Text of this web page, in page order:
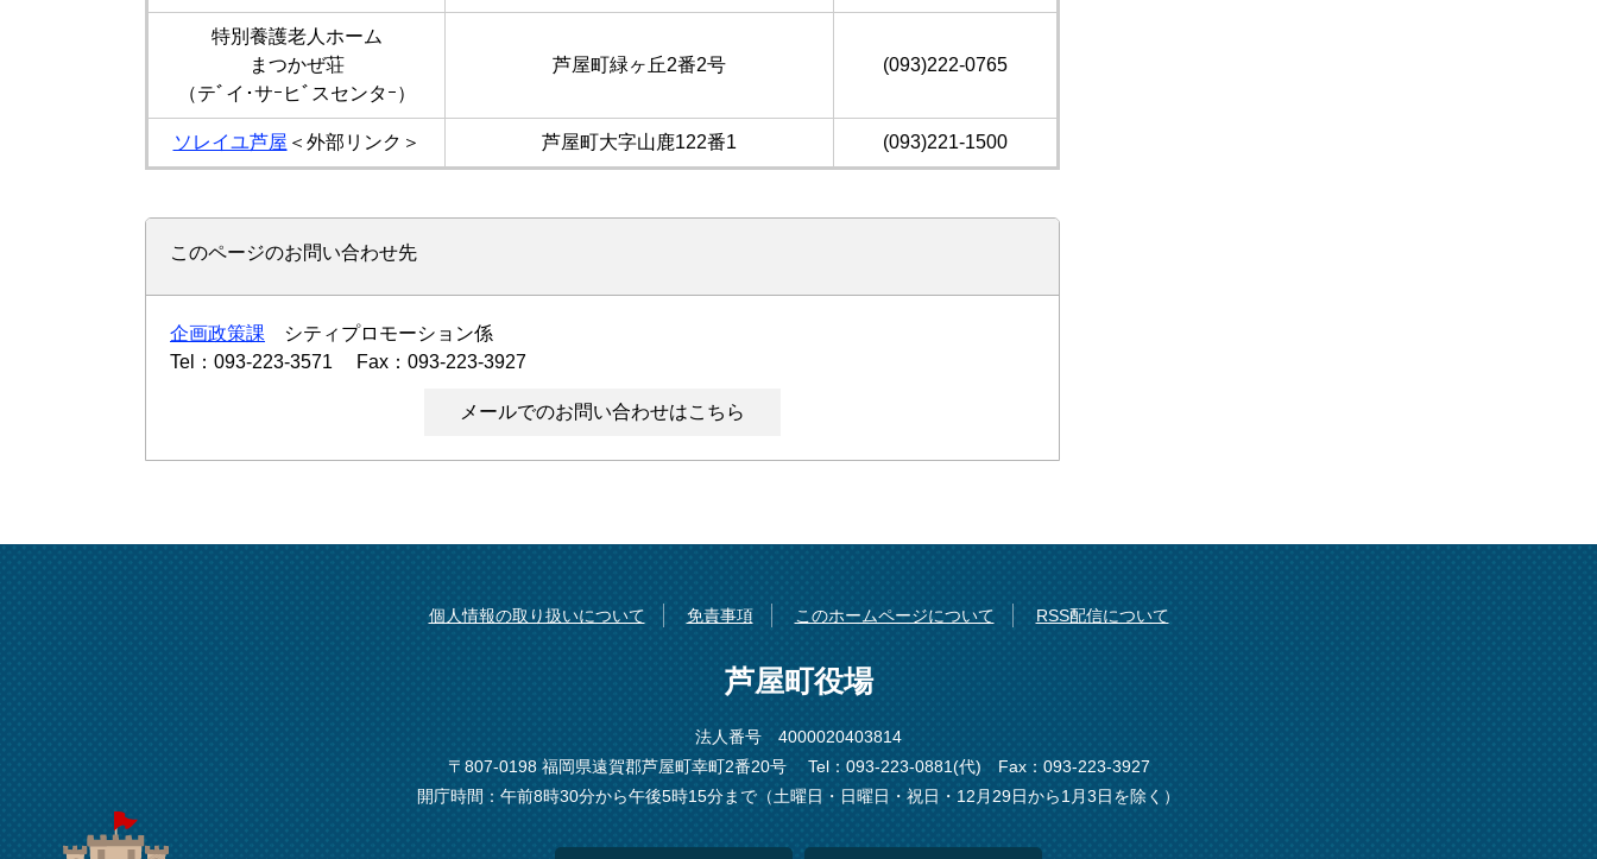
特別養護老人ホーム
まつかぜ荘
（テﾞイ･サｰヒﾞスセンタｰ）
芦屋町緑ヶ丘2番2号 (093)222-0765
ソレイユ芦屋 ＜外部リンク＞ 芦屋町大字山鹿122番1 (093)221-1500
このページのお問い合わせ先
企画政策課
シティプロモーション係
Tel：093-223-3571
Fax：093-223-3927
メールでのお問い合わせはこちら
個人情報の取り扱いについて 免責事項 このホームページについて RSS配信について
芦屋町役場
法人番号 4000020403814
〒807-0198 福岡県遠賀郡芦屋町幸町2番20号
Tel：093-223-0881(代)
Fax：093-223-3927
開庁時間：午前8時30分から午後5時15分まで（土曜日・日曜日・祝日・12月29日から1月3日を除く）